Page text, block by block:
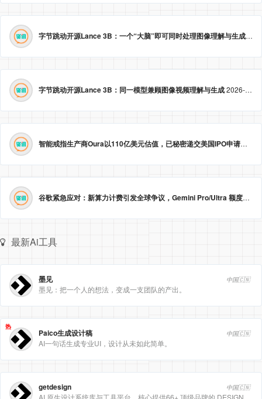
字节跳动开源Lance 3B：一个“大脑”即可同时处理图像理解与生成
字节跳动开源Lance 3B：同一模型兼顾图像视频理解与生成2026-05-23 09:09:20
智能戒指生产商Oura以110亿美元估值，已秘密递交美国IPO申请。
谷歌紧急应对：新算力计费引发全球争议，Gemini Pro/Ultra 额度永久提升至3倍！
最新Ai工具
墨见 中国🇨🇳
墨见：把一个人的想法，变成一支团队的产出。
热
Paico生成设计稿 中国🇨🇳
AI一句话生成专业UI，设计从未如此简单。
getdesign 中国🇨🇳